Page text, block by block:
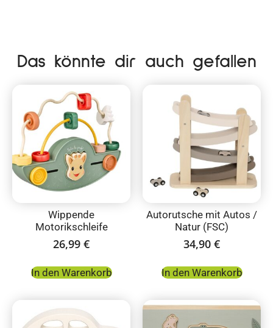
Das könnte dir auch gefallen
Wippende
Motorikschleife
26,99 €
In den Warenkorb
Autorutsche mit Autos /
Natur (FSC)
34,90 €
In den Warenkorb